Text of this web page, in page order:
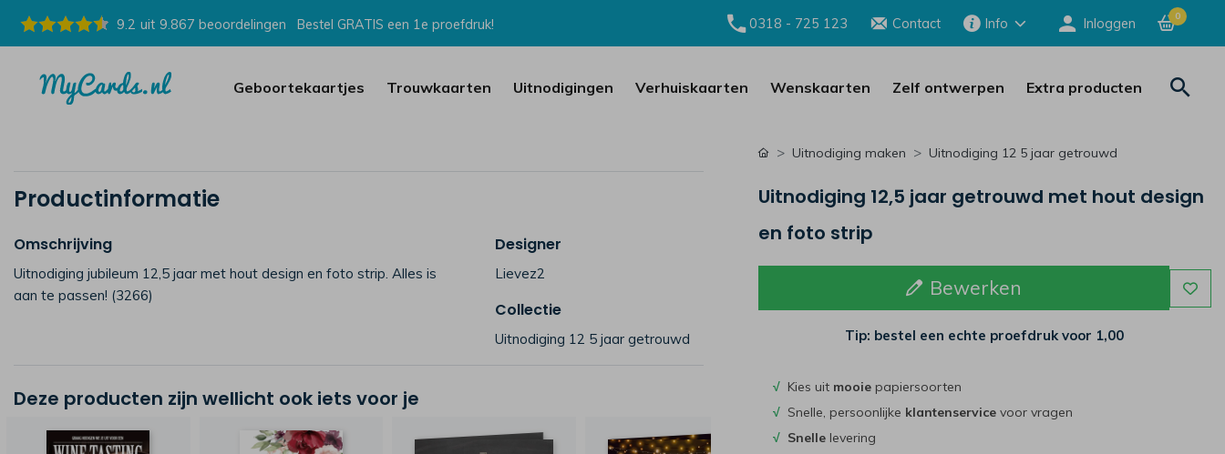
9.2 uit 9.867 beoordelingen Bestel GRATIS een 1e proefdruk! 0318 - 725 123 Contact Info Inloggen 0
Geboortekaartjes Trouwkaarten Uitnodigingen Verhuiskaarten Wenskaarten Zelf ontwerpen Extra producten
Productinformatie
Omschrijving
Uitnodiging jubileum 12,5 jaar met hout design en foto strip. Alles is
aan te passen! (3266)
Designer
Lievez2
Collectie
Uitnodiging 12 5 jaar getrouwd
Deze producten zijn wellicht ook iets voor je
Uitnodiging maken Uitnodiging 12 5 jaar getrouwd
Uitnodiging 12,5 jaar getrouwd met hout design
en foto strip
Bewerken
Tip: bestel een echte proefdruk voor 1,00
√Kies uit mooie papiersoorten
√Snelle, persoonlijke klantenservicevoor vragen
√ Snellelevering